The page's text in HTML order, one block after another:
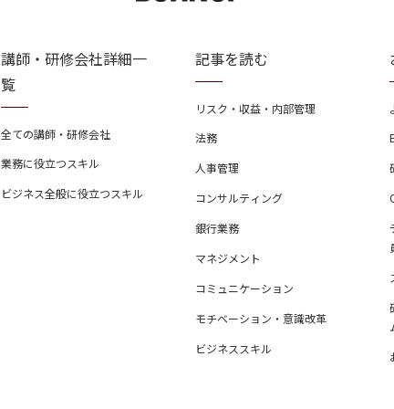
講師・研修会社詳細一
覧
全ての講師・研修会社
業務に役立つスキル
ビジネス全般に役立つスキル
記事を読む
リスク・収益・内部管理
法務
人事管理
コンサルティング
銀行業務
マネジメント
コミュニケーション
モチベーション・意識改革
ビジネススキル